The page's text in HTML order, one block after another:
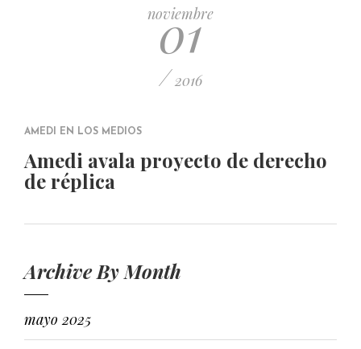
noviembre
01
/ 2016
AMEDI EN LOS MEDIOS
Amedi avala proyecto de derecho
de réplica
Archive By Month
mayo 2025